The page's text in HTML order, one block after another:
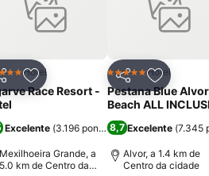
Adicionar aos favoritos
Hotel
Race Resort -
Excelente (3.196 pontuações)
Mexilhoeira Grande, a
5.0 km de Centro da
Partilhar
5 EstrelasHotel
Pestana Blue Alvor
Beach ALL
8,7 Excelente (7.345
Alvor, a 1.4 km de
Centro da cidade